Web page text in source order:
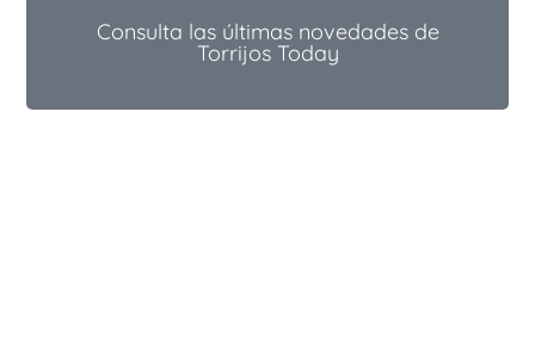
Consulta las últimas novedades de
Torrijos Today